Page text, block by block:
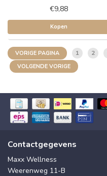
€9,88
Kopen
VORIGE PAGINA 1 2
VOLGENDE VORIGE
Contactgegevens
Maxx Wellness
Weerenweg 11-B